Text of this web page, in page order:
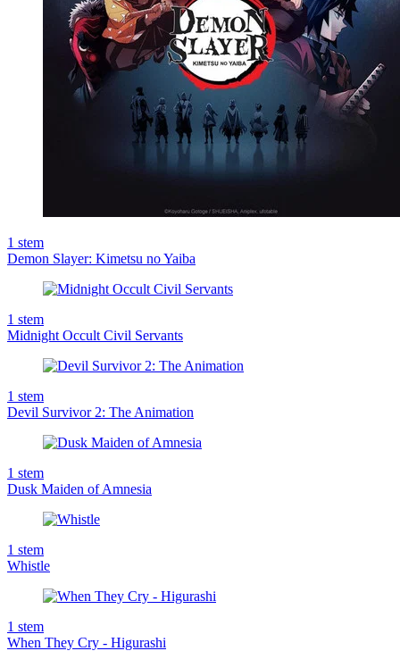
1 stem
Demon Slayer: Kimetsu no Yaiba
1 stem
Midnight Occult Civil Servants
1 stem
Devil Survivor 2: The Animation
1 stem
Dusk Maiden of Amnesia
1 stem
Whistle
1 stem
When They Cry - Higurashi